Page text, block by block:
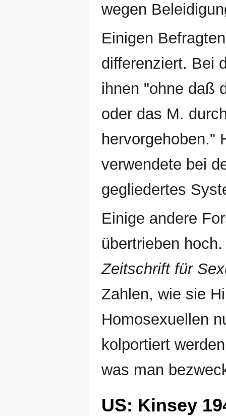
wegen
Einigen
differenziert. Bei
ihnen "ohne daß
oder das M.
hervorgehoben."
verwendete bei
gegliedertes
Einige andere
übertrieben
Zeitschrift für
Zahlen, wie sie
Homosexuellen
kolportiert
was man
US: Kinsey